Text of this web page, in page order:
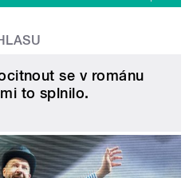
se v románu
to splnilo.